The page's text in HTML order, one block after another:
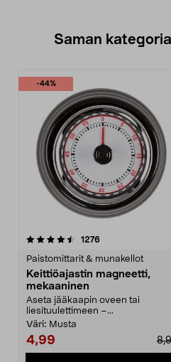
Saman
-44%
1276arvostelut
Paistomittarit & munakellot
Keittiöajastin magneetti,
mekaaninen
Aseta jääkaapin oveen tai
liesituulettimeen –...
Väri: Musta
4,99
4.5 viidestä